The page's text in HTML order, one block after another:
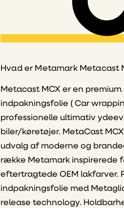
Hvad er Metamark Metacast
Metacast MCX er en
indpakningsfolie ( Car
professionelle ultimativ
biler/køretøjer. MetaCast
udvalg af moderne og
række Metamark inspirerede
eftertragtede OEM lakfarver.
indpakningsfolie med
release technology.